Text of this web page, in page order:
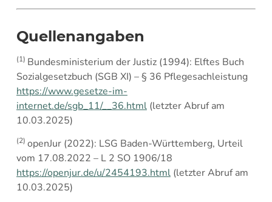
Quellenangaben
(1) Bundesministerium der Justiz (1994): Elftes Buch
Sozialgesetzbuch (SGB XI) – § 36 Pflegesachleistung
https://www.gesetze-im-
internet.de/sgb_11/__36.html(letzter Abruf am
10.03.2025)
(2) openJur (2022): LSG Baden-Württemberg, Urteil
vom 17.08.2022 – L 2 SO 1906/18
https://openjur.de/u/2454193.html(letzter Abruf am
10.03.2025)